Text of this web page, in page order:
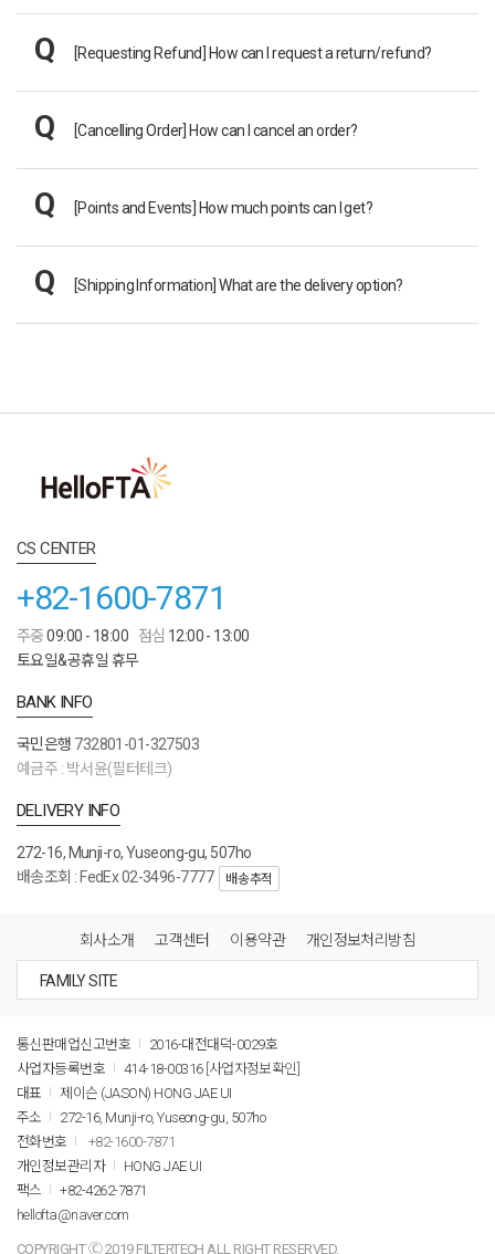
[Requesting Refund] How can I request a return/refund?
[Cancelling Order] How can I cancel an order?
[Points and Events] How much points can I get?
[Shipping Information] What are the delivery option?
CS CENTER
+82-1600-7871
주중09:00 - 18:00 점심 12:00 - 13:00
토요일&공휴일 휴무
BANK INFO
국민은행 732801-01-327503
예금주 : 박서윤(필터테크)
DELIVERY INFO
272-16, Munji-ro, Yuseong-gu, 507ho
배송조회 : FedEx 02-3496-7777
배송추적
회사소개 고객센터 이용약관 개인정보처리방침
통신판매업신고번호
2016-대전대덕-0029호
사업자등록번호
414-18-00316 [사업자정보확인]
대표
제이슨 (JASON) HONG JAE UI
주소
272-16, Munji-ro, Yuseong-gu, 507ho
전화번호
+82-1600-7871
개인정보관리자
HONG JAE UI
팩스
+82-4262-7871
hellofta@naver.com
COPYRIGHT Ⓒ 2019 FILTERTECH ALL RIGHT RESERVED.